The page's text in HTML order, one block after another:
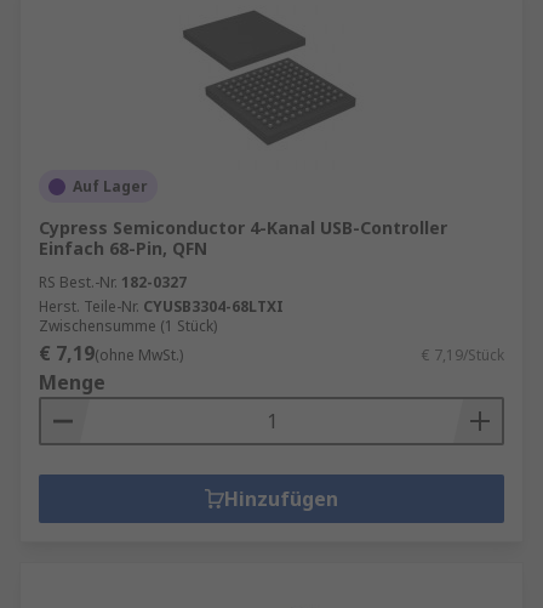
Auf Lager
Cypress Semiconductor 4-Kanal USB-Controller
Einfach 68-Pin, QFN
RS Best.-Nr. 182-0327
Herst. Teile-Nr. CYUSB3304-68LTXI
Zwischensumme (1 Stück)
€ 7,19(ohne MwSt.) € 7,19/Stück
Menge
Hinzufügen